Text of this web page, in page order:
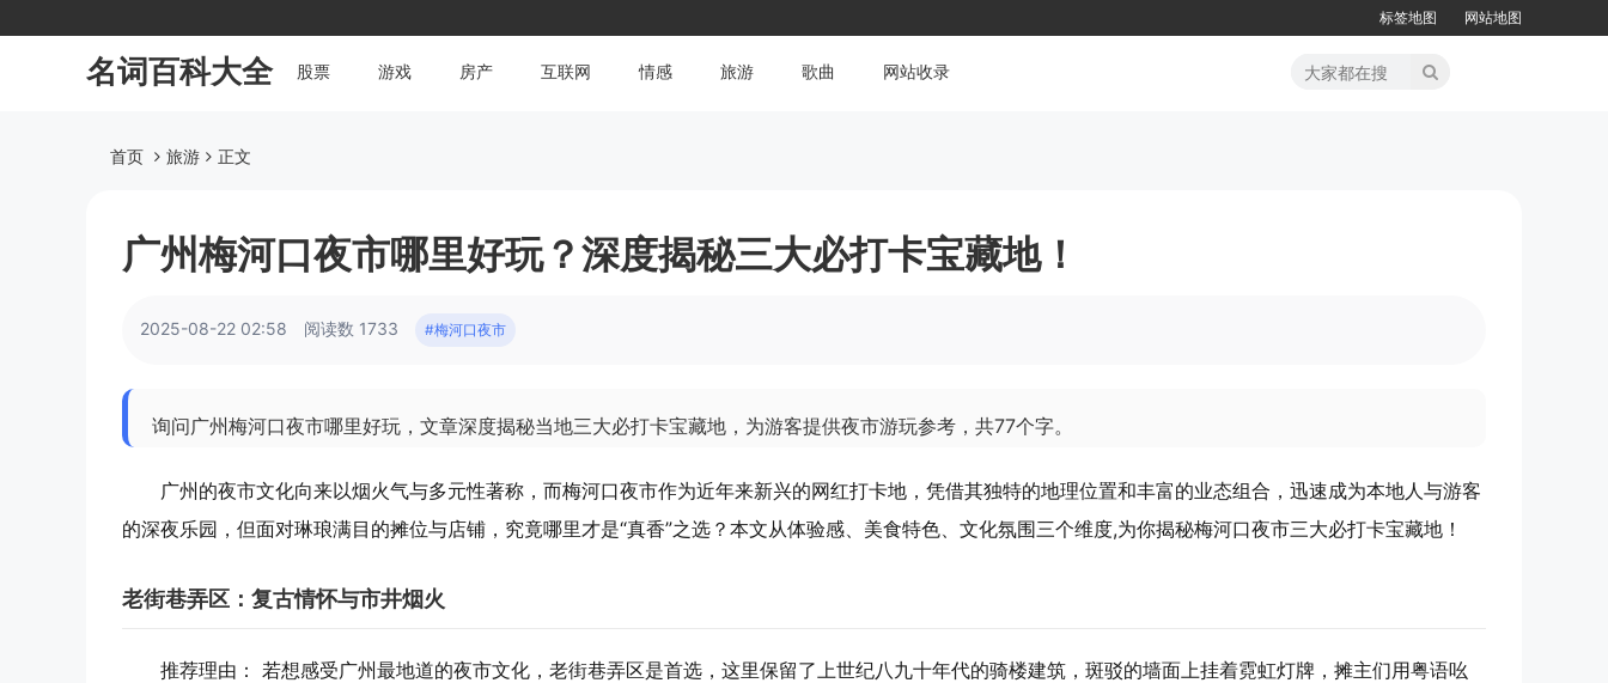
标签地图 网站地图
名词百科大全 股票 游戏 房产 互联网 情感 旅游 歌曲 网站收录
首页 旅游 正文
广州梅河口夜市哪里好玩？深度揭秘三大必打卡宝藏地！
2025-08-22 02:58 阅读数 1733 #梅河口夜市
询问广州梅河口夜市哪里好玩，文章深度揭秘当地三大必打卡宝藏地，为游客提供夜市游玩参考，共77个字。
广州的夜市文化向来以烟火气与多元性著称，而梅河口夜市作为近年来新兴的网红打卡地，凭借其独特的地理位置和丰富的业态组合，迅速成为本地人与游客
的深夜乐园，但面对琳琅满目的摊位与店铺，究竟哪里才是“真香”之选？本文从体验感、美食特色、文化氛围三个维度,为你揭秘梅河口夜市三大必打卡宝藏地！
老街巷弄区：复古情怀与市井烟火
推荐理由 ： 若想感受广州最地道的夜市文化，老街巷弄区是首选，这里保留了上世纪八九十年代的骑楼建筑，斑驳的墙面上挂着霓虹灯牌，摊主们用粤语吆